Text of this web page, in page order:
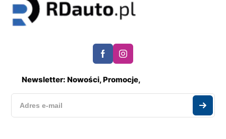
Newsletter: Nowości, Promocje,